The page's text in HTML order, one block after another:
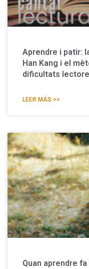
Aprendre i patir:
Han Kang i el
dificultats
LEER MÁS >>
Quan aprendre